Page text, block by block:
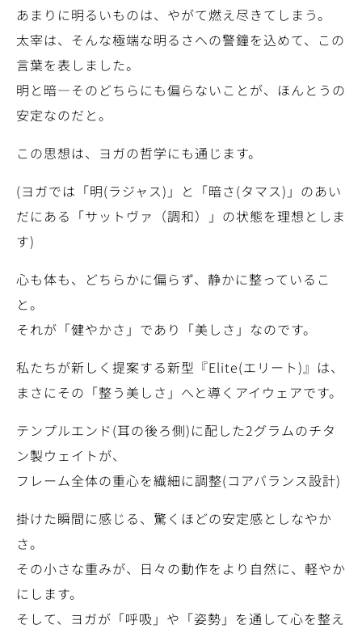
あまりに明るいものは、やがて燃え尽きてしまう。
太宰は、そんな極端な明るさへの警鐘を込めて、この
言葉を表しました。
明と暗―そのどちらにも偏らないことが、ほんとうの
安定なのだと。
この思想は、ヨガの哲学にも通じます。
(ヨガでは「明(ラジャス)」と「暗さ(タマス)」のあい
だにある「サットヴァ（調和）」の状態を理想としま
す)
心も体も、どちらかに偏らず、静かに整っているこ
と。
それが「健やかさ」であり「美しさ」なのです。
私たちが新しく提案する新型『Elite(エリート)』は、
まさにその「整う美しさ」へと導くアイウェアです。
テンプルエンド(耳の後ろ側)に配した2グラムのチタ
ン製ウェイトが、
フレーム全体の重心を繊細に調整(コアバランス設計)
掛けた瞬間に感じる、驚くほどの安定感としなやか
さ。
その小さな重みが、日々の動作をより自然に、軽やか
にします。
そして、ヨガが「呼吸」や「姿勢」を通して心を整え